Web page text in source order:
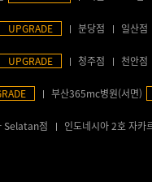
UPGRADE 분당점 일산점
UPGRADE 청주점 천안점
부산365mc병원(서면)
Selatan점 인도네시아 2호 자